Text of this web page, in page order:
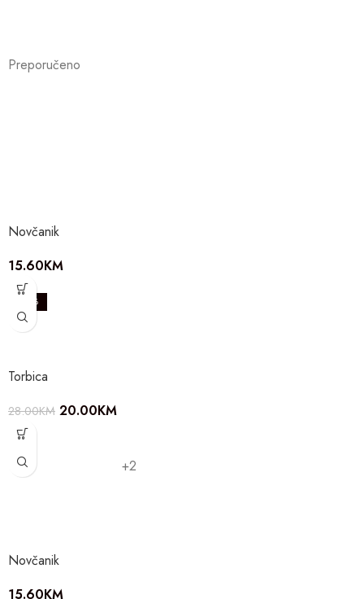
Preporučeno
Novčanik
15.60KM
-29%
Torbica
28.00KM 20.00KM
+2
Novčanik
15.60KM